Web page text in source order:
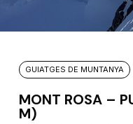
GUIATGES DE MUNTANYA
MONT ROSA –
M)